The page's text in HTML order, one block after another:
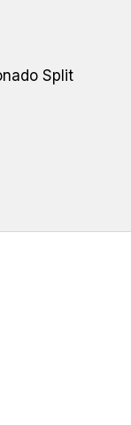
Split